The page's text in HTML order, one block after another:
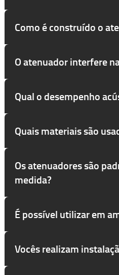
Como é construído o
O atenuador interfere
Qual o desempenho
Quais materiais são
Os atenuadores são
medida?
É possível utilizar em
Vocês realizam